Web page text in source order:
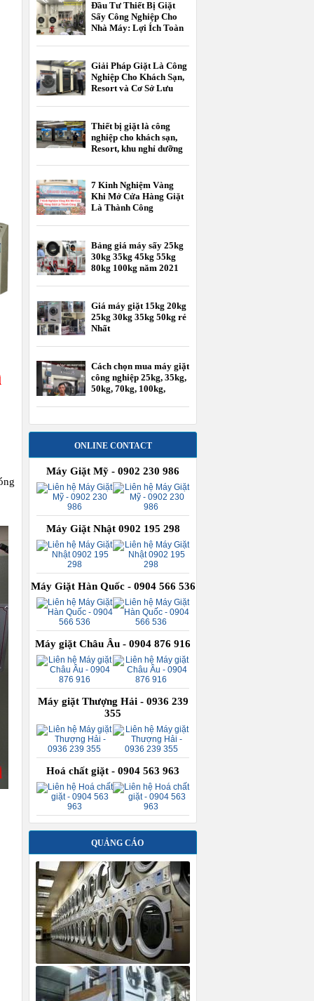
Đầu Tư Thiết Bị Giặt
Sấy Công Nghiệp Cho
Nhà Máy: Lợi Ích Toàn
Giải Pháp Giặt Là Công
Nghiệp Cho Khách Sạn,
Resort và Cơ Sở Lưu
Thiết bị giặt là công
nghiệp cho khách sạn,
Resort, khu nghỉ dưỡng
7 Kinh Nghiệm Vàng
Khi Mở Cửa Hàng Giặt
Là Thành Công
Bảng giá máy sấy 25kg
30kg 35kg 45kg 55kg
80kg 100kg năm 2021
Giá máy giặt 15kg 20kg
25kg 30kg 35kg 50kg rẻ
Nhất
Cách chọn mua máy giặt
công nghiệp 25kg, 35kg,
50kg, 70kg, 100kg,
ONLINE CONTACT
Máy Giặt Mỹ - 0902 230 986
Máy Giặt Nhật 0902 195 298
Máy Giặt Hàn Quốc - 0904 566 536
Máy giặt Châu Âu - 0904 876 916
Máy giặt Thượng Hải - 0936 239
355
Hoá chất giặt - 0904 563 963
QUẢNG CÁO